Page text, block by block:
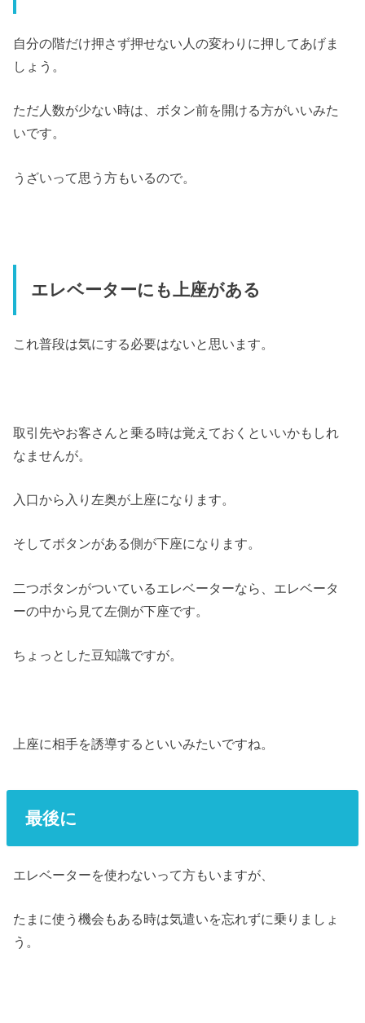
自分の階だけ押さず押せない人の変わりに押してあげま
しょう。
ただ人数が少ない時は、ボタン前を開ける方がいいみた
いです。
うざいって思う方もいるので。
エレベーターにも上座がある
これ普段は気にする必要はないと思います。
取引先やお客さんと乗る時は覚えておくといいかもしれ
なませんが。
入口から入り左奥が上座になります。
そしてボタンがある側が下座になります。
二つボタンがついているエレベーターなら、エレベータ
ーの中から見て左側が下座です。
ちょっとした豆知識ですが。
上座に相手を誘導するといいみたいですね。
最後に
エレベーターを使わないって方もいますが、
たまに使う機会もある時は気遣いを忘れずに乗りましょ
う。